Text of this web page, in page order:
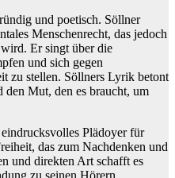
und poetisch. Söllner
Menschenrecht, das jedoch
Er singt über die
und sich gegen
zu stellen. Söllners Lyrik betont
Mut, den es braucht, um
Plädoyer für
das zum Nachdenken und
und direkten Art schafft es
zu seinen Hörern